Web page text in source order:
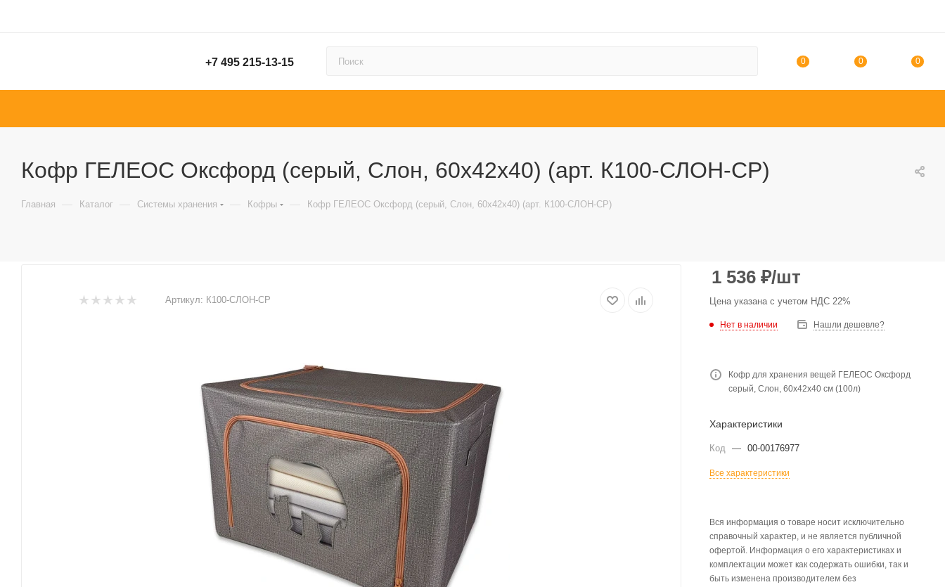
+7 495 215-13-15 0 0 0
Кофр ГЕЛЕОС Оксфорд (серый, Слон, 60х42х40) (арт. К100-СЛОН-СР)
Главная — Каталог — Системы хранения — Кофры — Кофр ГЕЛЕОС Оксфорд (серый, Слон, 60х42х40) (арт. К100-СЛОН-СР)
Артикул: К100-СЛОН-СР
1 536 ₽/шт
Цена указана с учетом НДС 22%
Нет в наличии Нашли дешевле?
Кофр для хранения вещей ГЕЛЕОС Оксфорд
серый, Слон, 60х42х40 см (100л)
Характеристики
Код — 00-00176977
Все характеристики
Вся информация о товаре носит исключительно
справочный характер, и не является публичной
офертой. Информация о его характеристиках и
комплектации может как содержать ошибки, так и
быть изменена производителем без